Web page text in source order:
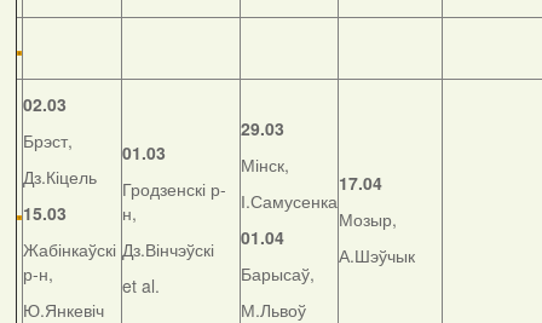
02.03
Брэст,
Дз.Кіцель
15.03
Жабінкаўскі
р-н,
Ю.Янкевіч
01.03
Гродзенскі р-
н,
Дз.Вінчэўскі
et al.
29.03
Мінск,
І.Самусенка
01.04
Барысаў,
М.Львоў
17.04
Мозыр,
А.Шэўчык